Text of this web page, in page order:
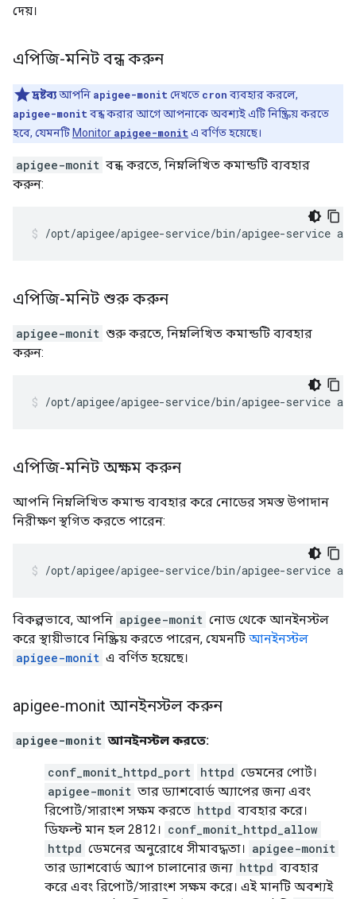
দেয়।
এপিজি-মনিট বন্ধ করুন
দ্রষ্টব্যআপনি apigee-monit দেখতে cron ব্যবহার করলে,
apigee-monit বন্ধ করার আগে আপনাকে অবশ্যই এটি নিষ্ক্রিয় করতে
হবে, যেমনটি Monitor apigee-monit এ বর্ণিত হয়েছে।
apigee-monit বন্ধ করতে, নিম্নলিখিত কমান্ডটি ব্যবহার
করুন:
/opt/apigee/apigee-service/bin/apigee-service
এপিজি-মনিট শুরু করুন
apigee-monit শুরু করতে, নিম্নলিখিত কমান্ডটি ব্যবহার
করুন:
/opt/apigee/apigee-service/bin/apigee-service
এপিজি-মনিট অক্ষম করুন
আপনি নিম্নলিখিত কমান্ড ব্যবহার করে নোডের সমস্ত উপাদান
নিরীক্ষণ স্থগিত করতে পারেন:
/opt/apigee/apigee-service/bin/apigee-service
বিকল্পভাবে, আপনি apigee-monit নোড থেকে আনইনস্টল
করে স্থায়ীভাবে নিষ্ক্রিয় করতে পারেন, যেমনটি আনইনস্টল
apigee-monit এ বর্ণিত হয়েছে।
apigee-monit আনইনস্টল করুন
apigee-monit আনইনস্টল করতে:
conf_monit_httpd_port httpd ডেমনের পোর্ট।
apigee-monit তার ড্যাশবোর্ড অ্যাপের জন্য এবং
রিপোর্ট/সারাংশ সক্ষম করতে httpd ব্যবহার করে।
ডিফল্ট মান হল 2812। conf_monit_httpd_allow
httpd ডেমনের অনুরোধে সীমাবদ্ধতা। apigee-monit
তার ড্যাশবোর্ড অ্যাপ চালানোর জন্য httpd ব্যবহার
করে এবং রিপোর্ট/সারাংশ সক্ষম করে। এই মানটি অবশ্যই